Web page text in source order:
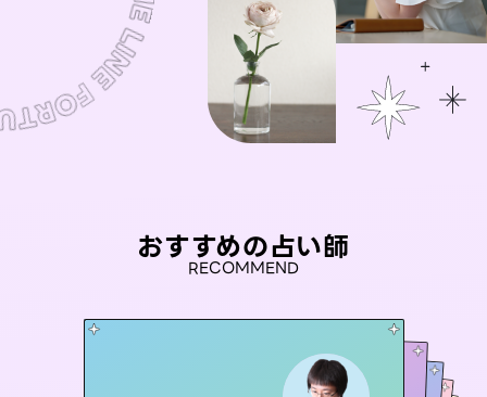
おすすめの占い師
RECOMMEND